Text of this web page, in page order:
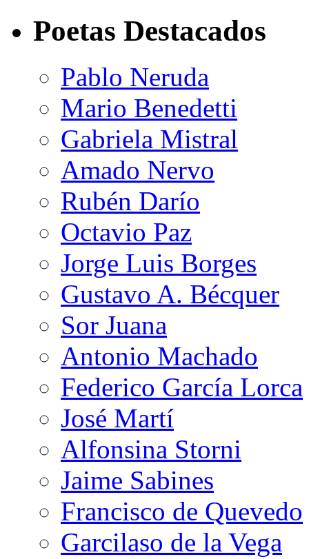
Poetas Destacados
Pablo Neruda
Mario Benedetti
Gabriela Mistral
Amado Nervo
Rubén Darío
Octavio Paz
Jorge Luis Borges
Gustavo A. Bécquer
Sor Juana
Antonio Machado
Federico García Lorca
José Martí
Alfonsina Storni
Jaime Sabines
Francisco de Quevedo
Garcilaso de la Vega